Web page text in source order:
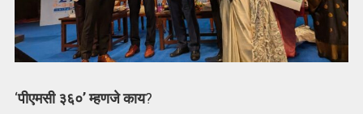
‘पीएमसी ३६०’ म्हणजे काय?